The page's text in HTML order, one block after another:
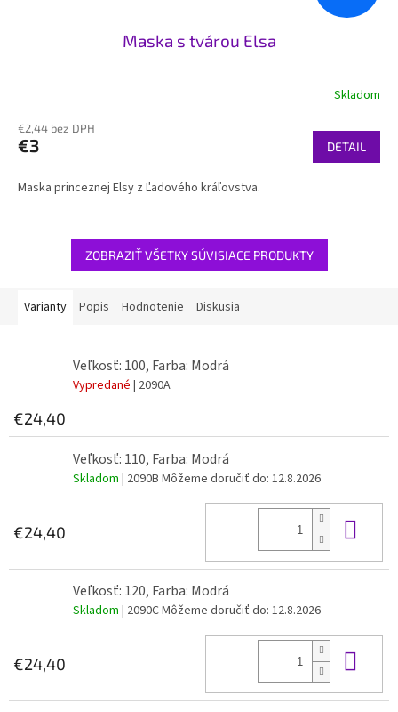
Maska s tvárou Elsa
Skladom
€2,44 bez DPH
€3 DETAIL
Maska princeznej Elsy z Ľadového kráľovstva.
ZOBRAZIŤ VŠETKY SÚVISIACE PRODUKTY
Varianty Popis Hodnotenie Diskusia
Veľkosť: 100, Farba: Modrá
Vypredané | 2090A
€24,40
Veľkosť: 110, Farba: Modrá
Skladom | 2090B Môžeme doručiť do: 12.8.2026
€24,40
Veľkosť: 120, Farba: Modrá
Skladom | 2090CMôžeme doručiť do: 12.8.2026
€24,40